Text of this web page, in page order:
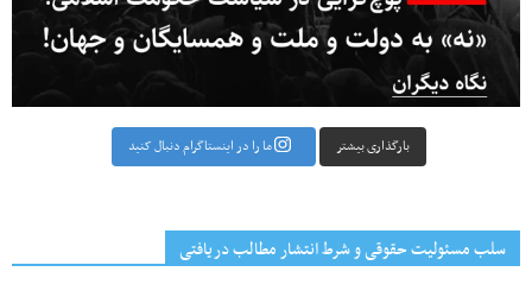
بارگذاری بیشتر ما را در اینستاگرام دنبال کنید
سلب مسئولیت حقوقی و شرط انتشار مطالب دریافتی